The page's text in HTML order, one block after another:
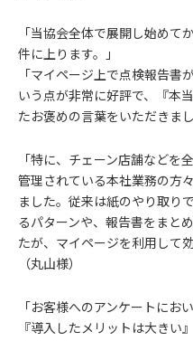
「当協会全体で展開し始め
件に上ります。」
「マイページ上で点検報告書
いう点が非常に好評で、『本
たお褒めの言葉をいただきま
「特に、チェーン店舗などを
管理されている本社業務の方
ました。従来は紙のやり取り
るパターンや、報告書をまと
たが、マイページを利用して
（丸山様）
「お客様へのアンケートにお
『導入したメリットは大きい